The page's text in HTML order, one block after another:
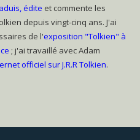
édite et commente les
depuis vingt-cinq ans. J'ai
de l'exposition "Tolkien" à
; j'ai travaillé avec Adam
officiel sur J.R.R Tolkien.